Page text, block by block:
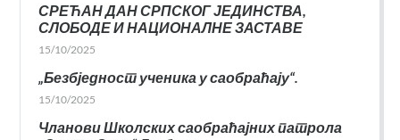
СРЕЋАН ДАН СРПСКОГ ЈЕДИНСТВА,
СЛОБОДЕ И НАЦИОНАЛНЕ ЗАСТАВЕ
15/10/2025
„Безбједност ученика у саобраћају“.
15/10/2025
Чланови Школских саобраћајних патрола